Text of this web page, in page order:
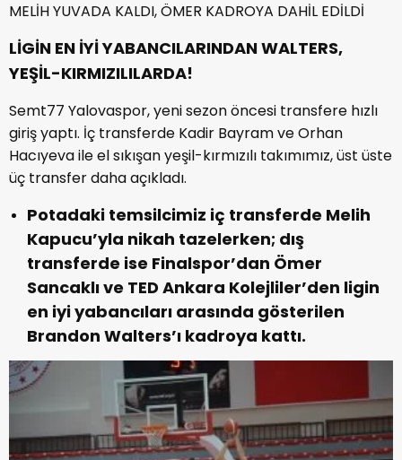
MELİH YUVADA KALDI, ÖMER KADROYA DAHİL EDİLDİ
LİGİN EN İYİ YABANCILARINDAN WALTERS,
YEŞİL-KIRMIZILILARDA!
Semt77 Yalovaspor, yeni sezon öncesi transfere hızlı
giriş yaptı. İç transferde Kadir Bayram ve Orhan
Hacıyeva ile el sıkışan yeşil-kırmızılı takımımız, üst üste
üç transfer daha açıkladı.
Potadaki temsilcimiz iç transferde Melih
Kapucu’yla nikah tazelerken; dış
transferde ise Finalspor’dan Ömer
Sancaklı ve TED Ankara Kolejliler’den ligin
en iyi yabancıları arasında gösterilen
Brandon Walters’ı kadroya kattı.